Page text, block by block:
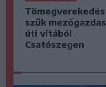
szűk
úti vitából
Csatószegen